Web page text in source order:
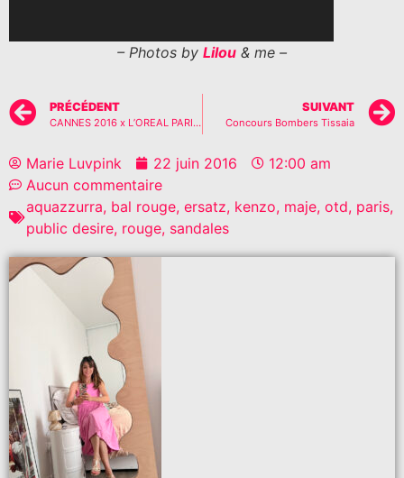
– Photos by Lilou & me –
PRÉCÉDENT
CANNES 2016 x L’OREAL PARIS #2
SUIVANT
Concours Bombers Tissaia
Marie Luvpink 22 juin 2016
12:00 am
Aucun commentaire
aquazzurra, bal rouge, ersatz, kenzo, maje, otd, paris,
public desire, rouge, sandales